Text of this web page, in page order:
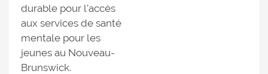
durable pour l’accès
aux services de santé
mentale pour les
jeunes au Nouveau-
Brunswick.